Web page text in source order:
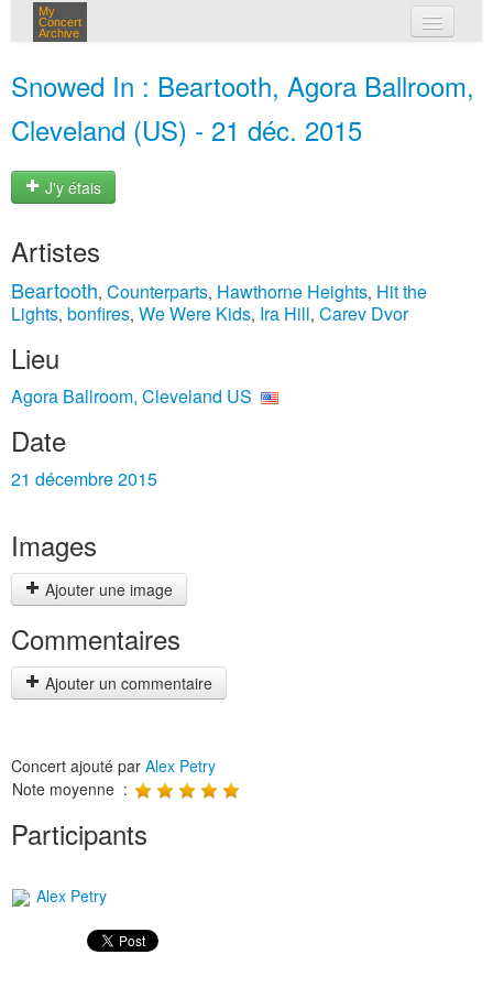
My
Concert
Archive
Snowed In : Beartooth, Agora Ballroom,
Cleveland (US) - 21 déc. 2015
J'y étais
Artistes
Beartooth, Counterparts, Hawthorne Heights, Hit the
Lights, bonfires, We Were Kids, Ira Hill, Carev Dvor
Lieu
Agora Ballroom, Cleveland US
Date
21 décembre 2015
Images
Ajouter une image
Commentaires
Ajouter un commentaire
Concert ajouté par Alex Petry
Note moyenne :
Participants
Alex Petry